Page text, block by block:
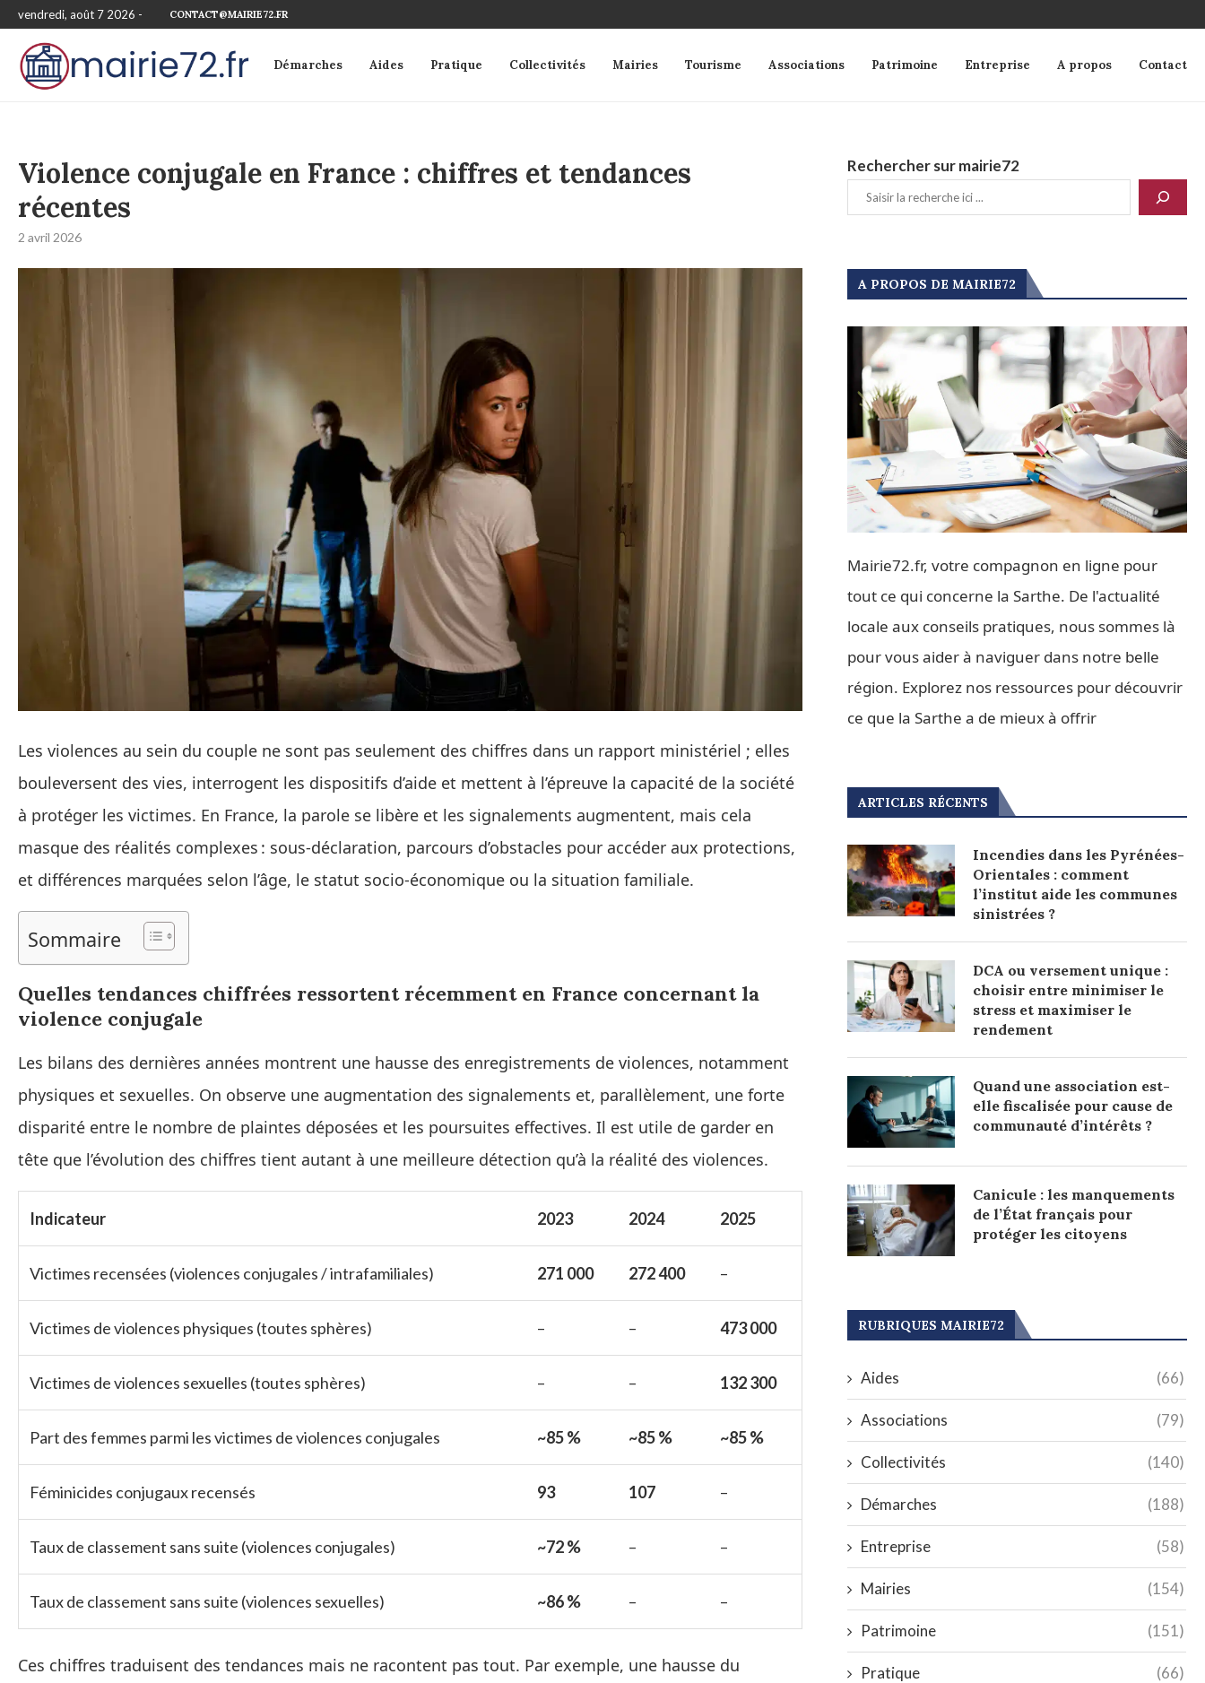
vendredi, août 7 2026 - CONTACT@MAIRIE72.FR
Démarches Aides Pratique Collectivités Mairies Tourisme Associations Patrimoine Entreprise A propos Contact
Violence conjugale en France : chiffres et tendances
récentes
2 avril 2026
Les violences au sein du couple ne sont pas seulement des chiffres dans un rapport ministériel ; elles
bouleversent des vies, interrogent les dispositifs d’aide et mettent à l’épreuve la capacité de la société
à protéger les victimes. En France, la parole se libère et les signalements augmentent, mais cela
masque des réalités complexes : sous‑déclaration, parcours d’obstacles pour accéder aux protections,
et différences marquées selon l’âge, le statut socio‑économique ou la situation familiale.
Sommaire
Quelles tendances chiffrées ressortent récemment en France concernant la
violence conjugale
Les bilans des dernières années montrent une hausse des enregistrements de violences, notamment
physiques et sexuelles. On observe une augmentation des signalements et, parallèlement, une forte
disparité entre le nombre de plaintes déposées et les poursuites effectives. Il est utile de garder en
tête que l’évolution des chiffres tient autant à une meilleure détection qu’à la réalité des violences.
Indicateur 2023 2024 2025
Victimes recensées (violences conjugales / intrafamiliales) 271 000 272 400 –
Victimes de violences physiques (toutes sphères) – – 473 000
Victimes de violences sexuelles (toutes sphères) – – 132 300
Part des femmes parmi les victimes de violences conjugales ~85 % ~85 % ~85 %
Féminicides conjugaux recensés 93 107 –
Taux de classement sans suite (violences conjugales) ~72 % – –
Taux de classement sans suite (violences sexuelles) ~86 % – –
Ces chiffres traduisent des tendances mais ne racontent pas tout. Par exemple, une hausse du
Rechercher sur mairie72
A PROPOS DE MAIRIE72
Mairie72.fr, votre compagnon en ligne pour
tout ce qui concerne la Sarthe. De l'actualité
locale aux conseils pratiques, nous sommes là
pour vous aider à naviguer dans notre belle
région. Explorez nos ressources pour découvrir
ce que la Sarthe a de mieux à offrir
ARTICLES RÉCENTS
Incendies dans les Pyrénées-
Orientales : comment
l’institut aide les communes
sinistrées ?
DCA ou versement unique :
choisir entre minimiser le
stress et maximiser le
rendement
Quand une association est-
elle fiscalisée pour cause de
communauté d’intérêts ?
Canicule : les manquements
de l’État français pour
protéger les citoyens
RUBRIQUES MAIRIE72
Aides (66)
Associations (79)
Collectivités (140)
Démarches (188)
Entreprise (58)
Mairies (154)
Patrimoine (151)
Pratique (66)